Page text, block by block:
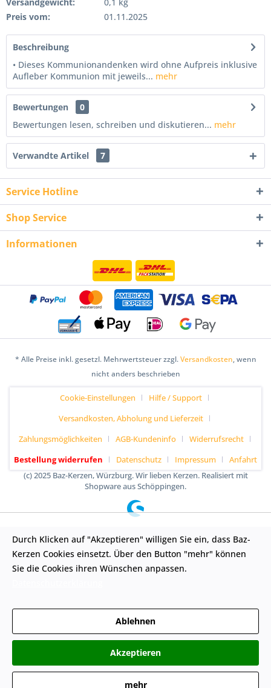
Preis vom:
01.11.2025
Beschreibung
• Dieses Kommunionandenken wird ohne Aufpreis inklusive
Aufleber Kommunion mit jeweils... mehr
Bewertungen
0
Bewertungen lesen, schreiben und diskutieren... mehr
Verwandte Artikel 7
Service Hotline
Shop Service
Informationen
* Alle Preise inkl. gesetzl. Mehrwertsteuer zzgl.Versandkosten, wenn
nicht anders beschrieben
Cookie-Einstellungen
Hilfe / Support
Versandkosten, Abholung und Lieferzeit
Zahlungsmöglichkeiten
AGB-Kundeninfo
Widerrufsrecht
Bestellung widerrufen
Datenschutz Impressum
Anfahrt
(c) 2025 Baz-Kerzen, Würzburg. Wir lieben Kerzen. Realisiert mit
Shopware aus Schöppingen.
Durch Klicken auf "Akzeptieren" willigen Sie ein, dass Baz-
Kerzen Cookies einsetzt. Über den Button "mehr" können
Sie die Cookies ihren Wünschen anpassen.
Ablehnen
Akzeptieren
mehr